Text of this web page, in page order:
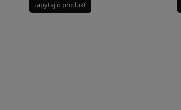
zapytaj o produkt